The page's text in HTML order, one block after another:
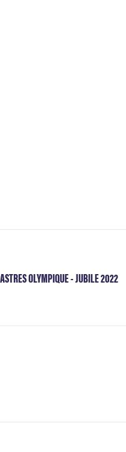
OLYMPIQUE - JUBILE 2022